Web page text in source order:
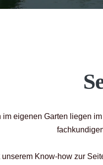
im eigenen Garten liegen
Know-how zur